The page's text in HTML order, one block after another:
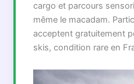
cargo et parcours
même le macadam.
acceptent gratuitement
skis, condition rare en